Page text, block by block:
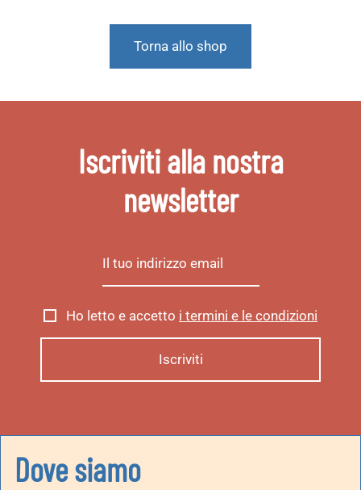
Torna allo shop
Iscriviti alla nostra
newsletter
Ho letto e accetto i termini e le condizioni
Dove siamo